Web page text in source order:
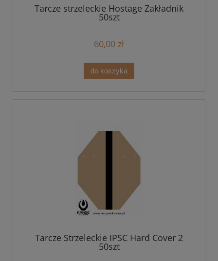
Tarcze strzeleckie Hostage Zakładnik
50szt
60,00 zł
do koszyka
Tarcze Strzeleckie IPSC Hard Cover 2
50szt